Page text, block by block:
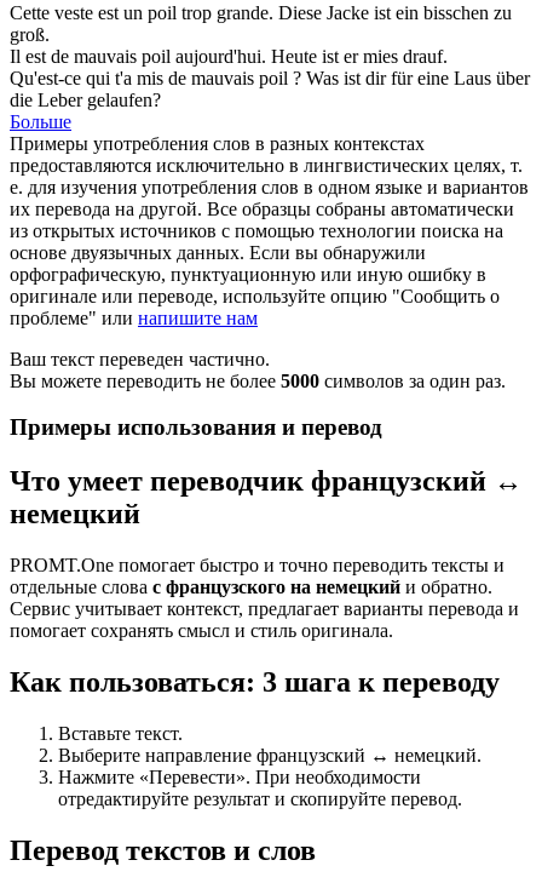
Cette veste est un poil trop grande. Diese Jacke ist ein bisschen zu
groß.
Il est de mauvais poil aujourd'hui. Heute ist er mies drauf.
Qu'est-ce qui t'a mis de mauvais poil ? Was ist dir für eine Laus über
die Leber gelaufen?
Больше
Примеры употребления слов в разных контекстах
предоставляются исключительно в лингвистических целях, т.
е. для изучения употребления слов в одном языке и вариантов
их перевода на другой. Все образцы собраны автоматически
из открытых источников с помощью технологии поиска на
основе двуязычных данных. Если вы обнаружили
орфографическую, пунктуационную или иную ошибку в
оригинале или переводе, используйте опцию "Сообщить о
проблеме" или напишите нам
Ваш текст переведен частично.
Вы можете переводить не более 5000 символов за один раз.
Примеры использования и перевод
Что умеет переводчик французский ↔
немецкий
PROMT.One помогает быстро и точно переводить тексты и
отдельные слова с французского на немецкий и обратно.
Сервис учитывает контекст, предлагает варианты перевода и
помогает сохранять смысл и стиль оригинала.
Как пользоваться: 3 шага к переводу
Вставьте текст.
Выберите направление французский ↔ немецкий.
Нажмите «Перевести». При необходимости
отредактируйте результат и скопируйте перевод.
Перевод текстов и слов